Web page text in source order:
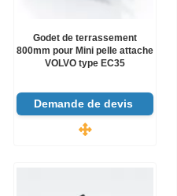
Godet de terrassement
800mm pour Mini pelle attache
VOLVO type EC35
Demande de devis